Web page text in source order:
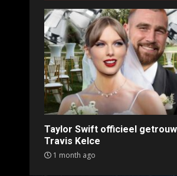
Taylor Swift officieel
Travis Kelce
1 month ago